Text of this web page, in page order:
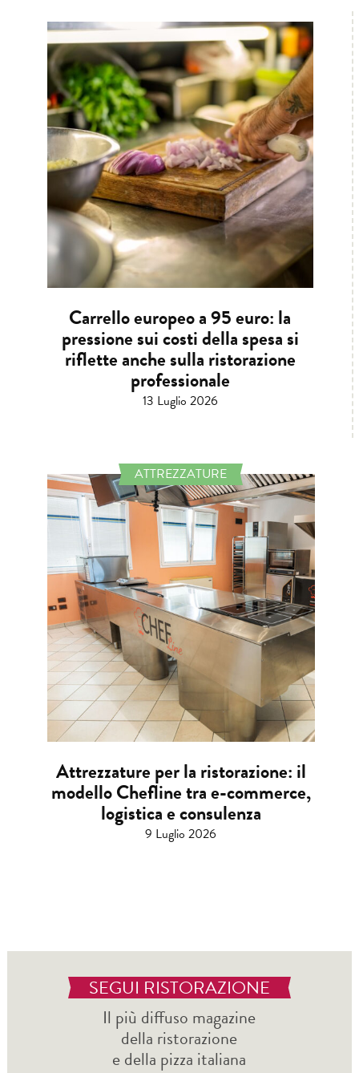
Carrello europeo a 95 euro: la
pressione sui costi della spesa si
riflette anche sulla ristorazione
professionale
13 Luglio 2026
ATTREZZATURE
Attrezzature per la ristorazione: il
modello Chefline tra e-commerce,
logistica e consulenza
9 Luglio 2026
SEGUI RISTORAZIONE
Il più diffuso magazine
della ristorazione
e della pizza italiana